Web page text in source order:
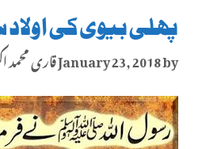
پہلی بیوی کی
January 23, 2018by قاری محمد